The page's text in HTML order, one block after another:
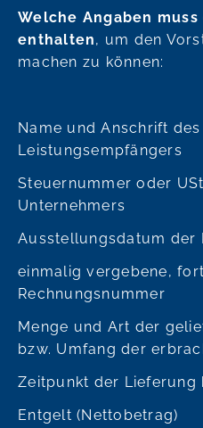
Welche Angaben
enthalten, um den
machen zu können:
Name und Anschrift
Leistungsempfängers
Steuernummer oder
Unternehmers
Ausstellungsdatum der
einmalig vergebene,
Rechnungsnummer
Menge und Art der
bzw. Umfang der
Zeitpunkt der Lieferung
Entgelt (Nettobetrag)